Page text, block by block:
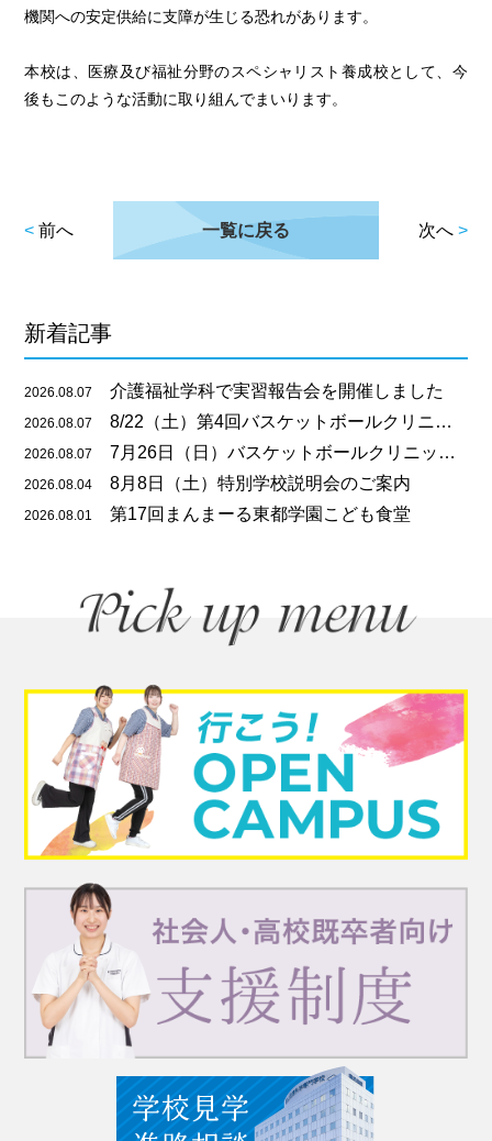
機関への安定供給に支障が生じる恐れがあります。
本校は、医療及び福祉分野のスペシャリスト養成校として、今
後もこのような活動に取り組んでまいります。
<前へ 一覧に戻る 次へ>
新着記事
2026.08.07 介護福祉学科で実習報告会を開催しました
2026.08.07 8/22（土）第4回バスケットボールクリニックのご案内
2026.08.07 7月26日（日）バスケットボールクリニックを開催しました
2026.08.04 8月8日（土）特別学校説明会のご案内
2026.08.01 第17回まんまーる東都学園こども食堂